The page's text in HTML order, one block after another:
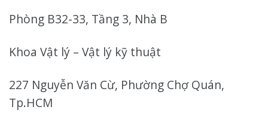
Phòng B32-33, Tầng 3, Nhà B
Khoa Vật lý – Vật lý kỹ thuật
227 Nguyễn Văn Cừ, Phường Chợ Quán,
Tp.HCM